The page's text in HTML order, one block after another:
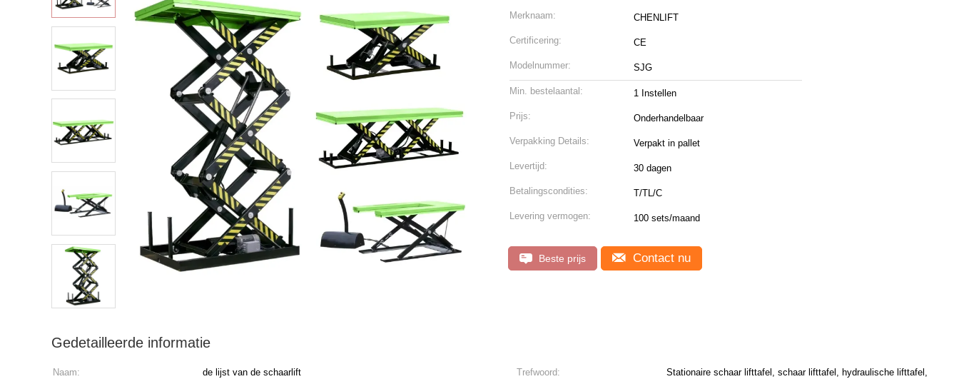
Merknaam: CHENLIFT
Certificering: CE
Modelnummer: SJG
Min. bestelaantal: 1 Instellen
Prijs: Onderhandelbaar
Verpakking Details: Verpakt in pallet
Levertijd: 30 dagen
Betalingscondities: T/TL/C
Levering vermogen: 100 sets/maand
Beste prijs Contact nu
Gedetailleerde informatie
Naam: de lijst van de schaarlift Trefwoord:
Stationaire schaar lifttafel, schaar lifttafel, hydraulische lifttafel,